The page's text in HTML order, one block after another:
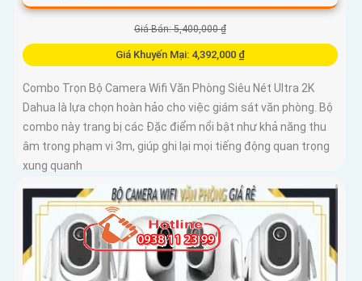
Giá Bán: 5,400,000 ₫
Giá Khuyến Mại: 4,392,000 ₫
Combo Trọn Bộ Camera Wifi Văn Phòng Siêu Nét Ultra 2K
Dahua là lựa chọn hoàn hảo cho việc giám sát văn phòng. Bộ
combo này trang bị các Đặc điểm nổi bật như khả năng thu
âm trong phạm vi 3m, giúp ghi lại mọi tiếng động quan trọng
xung quanh